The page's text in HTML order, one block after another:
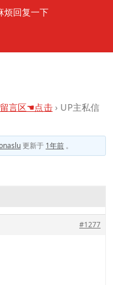
烦回复一下
言区☚点击 › UP主私信
更新于 1年前 。
#1277